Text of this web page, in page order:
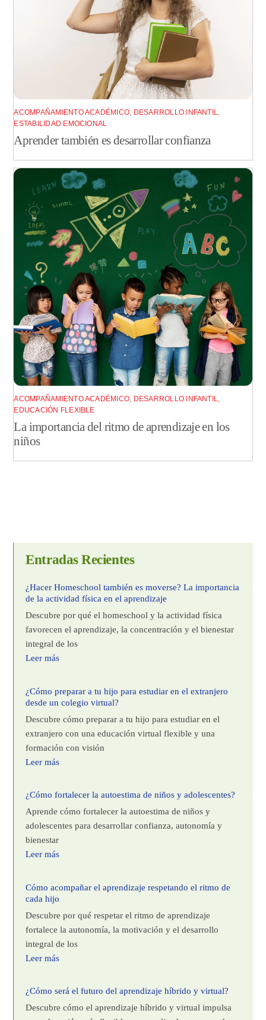
ACOMPAÑAMIENTO ACADÉMICO, DESARROLLO INFANTIL,
ESTABILIDAD EMOCIONAL
Aprender también es desarrollar confianza
ACOMPAÑAMIENTO ACADÉMICO, DESARROLLO INFANTIL,
EDUCACIÓN FLEXIBLE
La importancia del ritmo de aprendizaje en los
niños
Entradas Recientes
¿Hacer Homeschool también es moverse? La importancia
de la actividad física en el aprendizaje
Descubre por qué el homeschool y la actividad física
favorecen el aprendizaje, la concentración y el bienestar
integral de los
Leer más
¿Cómo preparar a tu hijo para estudiar en el extranjero
desde un colegio virtual?
Descubre cómo preparar a tu hijo para estudiar en el
extranjero con una educación virtual flexible y una
formación con visión
Leer más
¿Cómo fortalecer la autoestima de niños y adolescentes?
Aprende cómo fortalecer la autoestima de niños y
adolescentes para desarrollar confianza, autonomía y
bienestar
Leer más
Cómo acompañar el aprendizaje respetando el ritmo de
cada hijo
Descubre por qué respetar el ritmo de aprendizaje
fortalece la autonomía, la motivación y el desarrollo
integral de los
Leer más
¿Cómo será el futuro del aprendizaje híbrido y virtual?
Descubre cómo el aprendizaje híbrido y virtual impulsa